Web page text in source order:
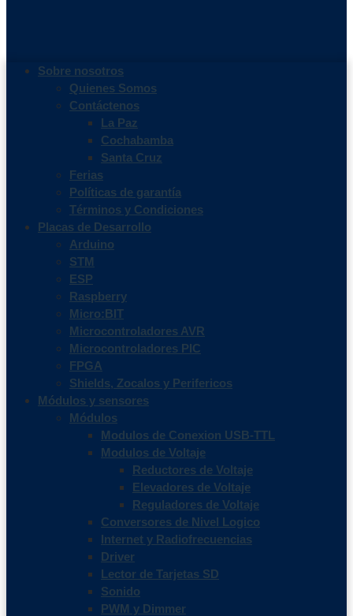
Sobre nosotros
Quienes Somos
Contáctenos
La Paz
Cochabamba
Santa Cruz
Ferias
Políticas de garantía
Términos y Condiciones
Placas de Desarrollo
Arduino
STM
ESP
Raspberry
Micro:BIT
Microcontroladores AVR
Microcontroladores PIC
FPGA
Shields, Zocalos y Perifericos
Módulos y sensores
Módulos
Modulos de Conexion USB-TTL
Modulos de Voltaje
Reductores de Voltaje
Elevadores de Voltaje
Reguladores de Voltaje
Conversores de Nivel Logico
Internet y Radiofrecuencias
Driver
Lector de Tarjetas SD
Sonido
PWM y Dimmer